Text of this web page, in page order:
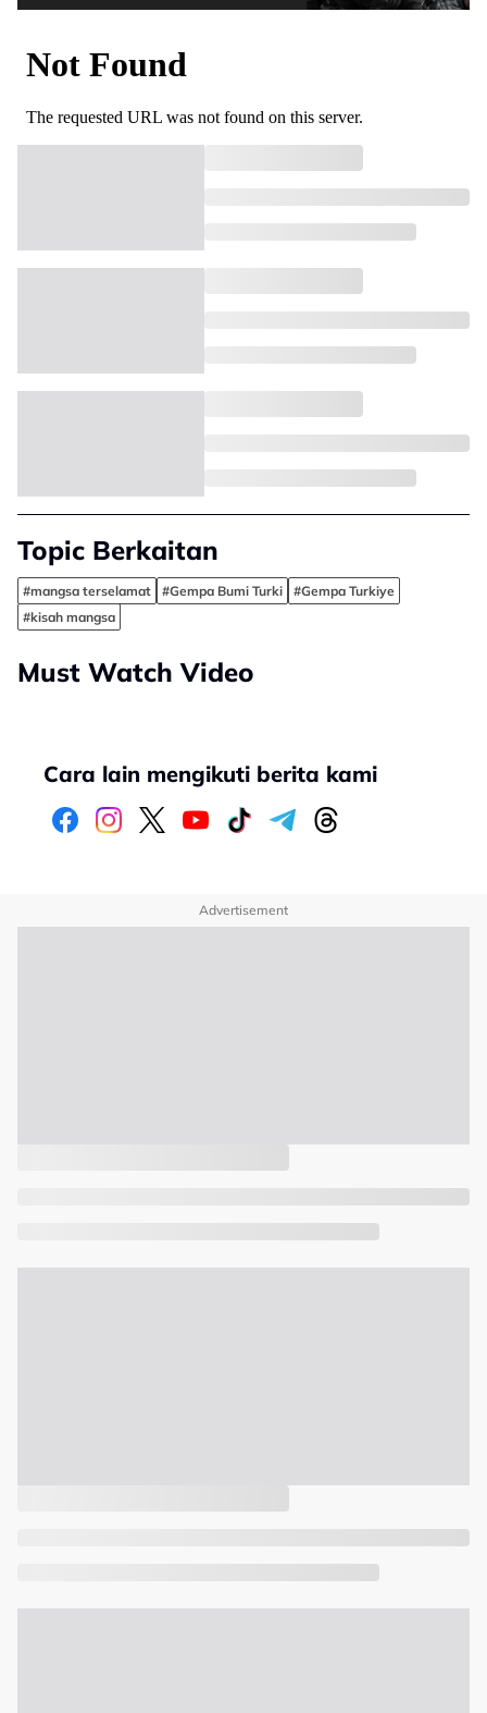
Topic Berkaitan
#mangsa terselamat #Gempa Bumi Turki
#Gempa Turkiye
#kisah mangsa
Must Watch Video
Cara lain mengikuti berita kami
Advertisement